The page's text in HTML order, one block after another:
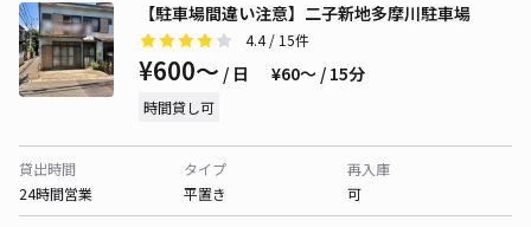
【駐車場間違い注意】二子新地多摩川駐車場
4.4/ 15件
¥600〜 / 日 ¥60〜 / 15分
時間貸し可
貸出時間
24時間営業
タイプ
平置き
再入庫
可